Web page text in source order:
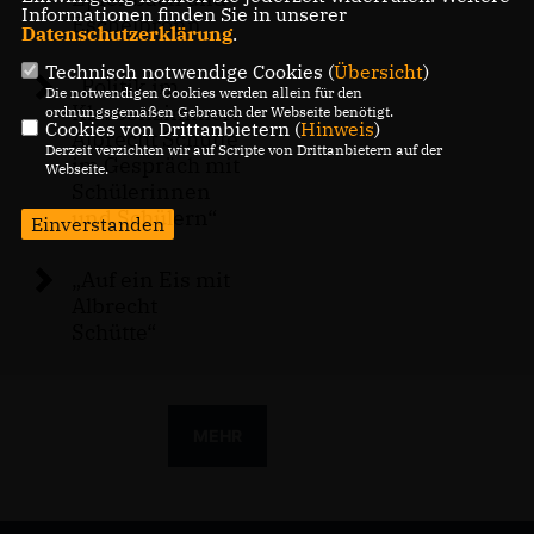
Eschelbronn
Politik im
Klassenzimmer:
Albrecht Schütte
im Gespräch mit
und Schülern“
Informationen finden Sie in unserer
Datenschutzerklärung.
Technisch notwendige Cookies (Übersicht)
Die notwendigen Cookies werden allein für den
ordnungsgemäßen Gebrauch der Webseite benötigt.
Cookies von Drittanbietern (Hinweis)
Derzeit verzichten wir auf Scripte von Drittanbietern auf der
Webseite.
Einverstanden